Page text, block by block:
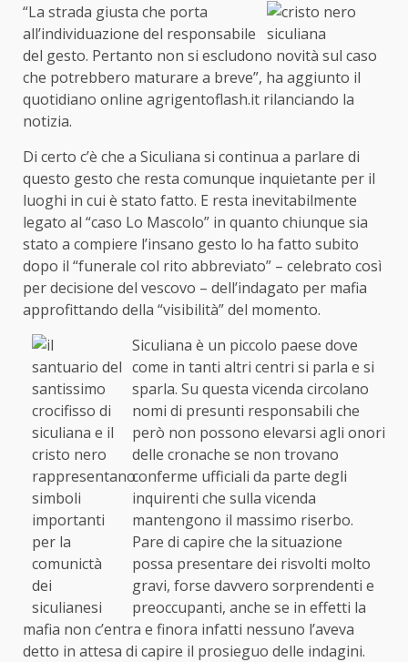
“La strada giusta che porta
all’individuazione del responsabile
del gesto. Pertanto non si escludono novità sul caso
che potrebbero maturare a breve”, ha aggiunto il
quotidiano online agrigentoflash.it rilanciando la
notizia.
Di certo c’è che a Siculiana si continua a parlare di
questo gesto che resta comunque inquietante per il
luoghi in cui è stato fatto. E resta inevitabilmente
legato al “caso Lo Mascolo” in quanto chiunque sia
stato a compiere l’insano gesto lo ha fatto subito
dopo il “funerale col rito abbreviato” – celebrato così
per decisione del vescovo – dell’indagato per mafia
approfittando della “visibilità” del momento.
Siculiana è un piccolo paese dove
come in tanti altri centri si parla e si
sparla. Su questa vicenda circolano
nomi di presunti responsabili che
però non possono elevarsi agli onori
delle cronache se non trovano
conferme ufficiali da parte degli
inquirenti che sulla vicenda
mantengono il massimo riserbo.
Pare di capire che la situazione
possa presentare dei risvolti molto
gravi, forse davvero sorprendenti e
preoccupanti, anche se in effetti la
mafia non c’entra e finora infatti nessuno l’aveva
detto in attesa di capire il prosieguo delle indagini.